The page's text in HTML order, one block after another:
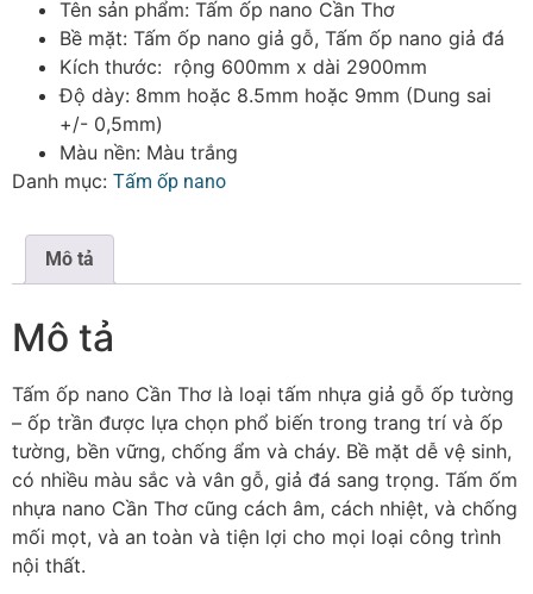
Tên sản phẩm: Tấm ốp nano Cần Thơ
Bề mặt: Tấm ốp nano giả gỗ, Tấm ốp nano giả đá
Kích thước: rộng 600mm x dài 2900mm
Độ dày: 8mm hoặc 8.5mm hoặc 9mm (Dung sai
+/- 0,5mm)
Màu nền: Màu trắng
Danh mục: Tấm ốp nano
Mô tả
Mô tả
Tấm ốp nano Cần Thơ là loại tấm nhựa giả gỗ ốp tường
– ốp trần được lựa chọn phổ biến trong trang trí và ốp
tường, bền vững, chống ẩm và cháy. Bề mặt dễ vệ sinh,
có nhiều màu sắc và vân gỗ, giả đá sang trọng. Tấm ốm
nhựa nano Cần Thơ cũng cách âm, cách nhiệt, và chống
mối mọt, và an toàn và tiện lợi cho mọi loại công trình
nội thất.